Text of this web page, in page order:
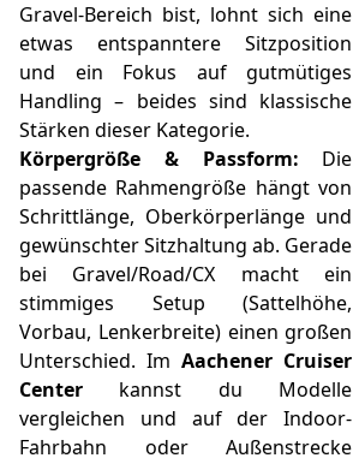
Gravel-Bereich bist, lohnt sich eine
etwas entspanntere Sitzposition
und ein Fokus auf gutmütiges
Handling – beides sind klassische
Stärken dieser Kategorie.
Körpergröße & Passform: Die
passende Rahmengröße hängt von
Schrittlänge, Oberkörperlänge und
gewünschter Sitzhaltung ab. Gerade
bei Gravel/Road/CX macht ein
stimmiges Setup (Sattelhöhe,
Vorbau, Lenkerbreite) einen großen
Unterschied. ImAachener Cruiser
Center kannst du Modelle
vergleichen und auf der Indoor-
Fahrbahn oder Außenstrecke